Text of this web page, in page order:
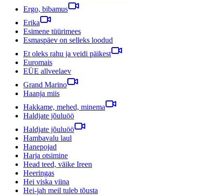
Ergo, bibamus
Erika
Esimene tüürimees
Esmaspäev on selleks loodud
Et oleks rahu ja veidi päikest
Euromais
EÜE allveelaev
Grand Marino
Haanja miis
Hakkame, mehed, minema
Haldjate jõuluöö
Haldjate jõuluöö
Hambavalu laul
Hanepojad
Harja otsimine
Head teed, väike Ireen
Heeringas
Hei viska viina
Hei-jah meil tuleb tõusta